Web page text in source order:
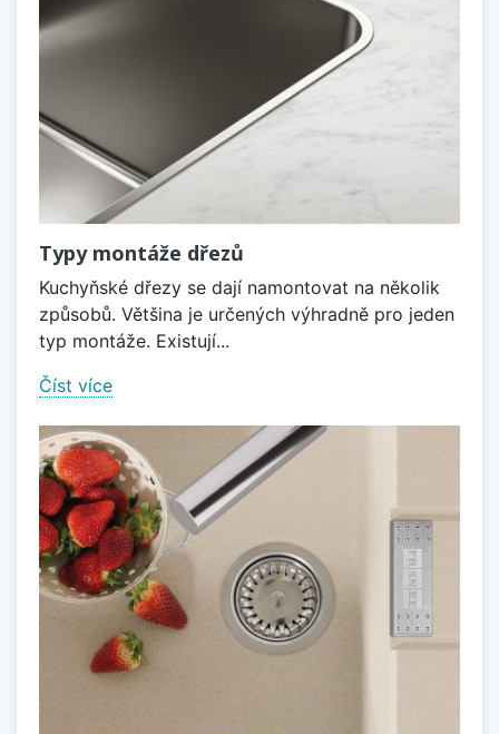
Typy montáže dřezů
Kuchyňské dřezy se dají namontovat na několik
způsobů. Většina je určených výhradně pro jeden
typ montáže. Existují...
Číst více